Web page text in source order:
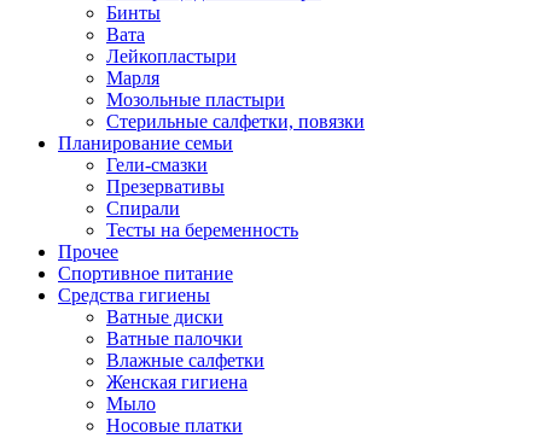
Бинты
Вата
Лейкопластыри
Марля
Мозольные пластыри
Стерильные салфетки, повязки
Планирование семьи
Гели-смазки
Презервативы
Спирали
Тесты на беременность
Прочее
Спортивное питание
Средства гигиены
Ватные диски
Ватные палочки
Влажные салфетки
Женская гигиена
Мыло
Носовые платки